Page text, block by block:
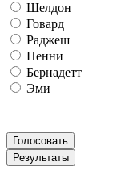
Шелдон
Говард
Раджеш
Пенни
Бернадетт
Эми